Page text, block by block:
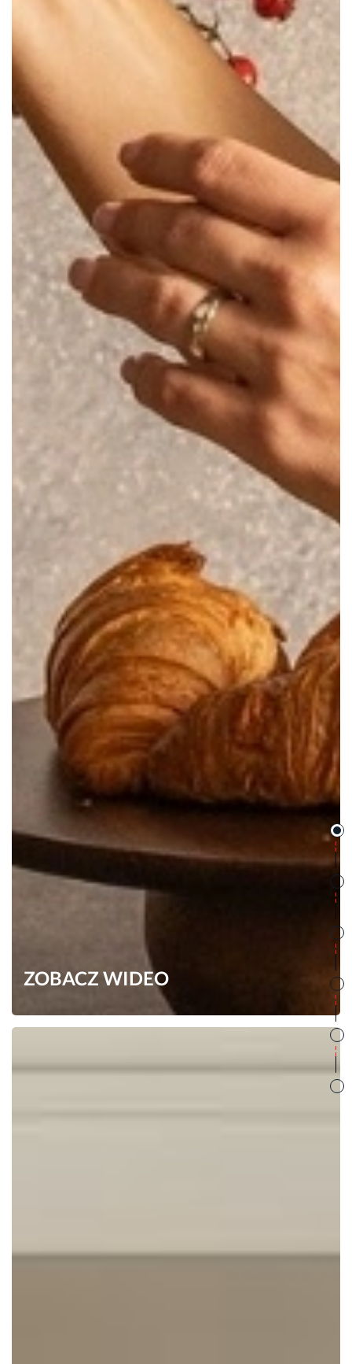
ZOBACZ WIDEO